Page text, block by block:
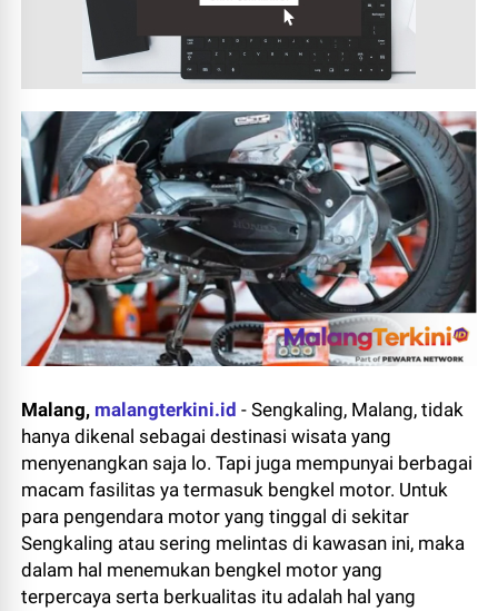
Malang, malangterkini.id - Sengkaling, Malang, tidak
hanya dikenal sebagai destinasi wisata yang
menyenangkan saja lo. Tapi juga mempunyai berbagai
macam fasilitas ya termasuk bengkel motor. Untuk
para pengendara motor yang tinggal di sekitar
Sengkaling atau sering melintas di kawasan ini, maka
dalam hal menemukan bengkel motor yang
terpercaya serta berkualitas itu adalah hal yang